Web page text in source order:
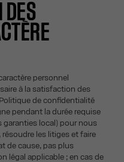
DES
personnel
à la satisfaction des
de confidentialité
pendant la durée requise
garanties local) pour nous
les litiges et faire
de cause, pas plus
légal applicable ; en cas de